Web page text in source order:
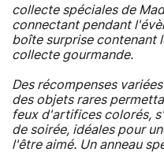
collecte spéciales de
connectant pendant
boîte surprise contenant
collecte gourmande.
Des récompenses
des objets rares
feux d'artifices colorés,
de soirée, idéales pour
l'être aimé. Un anneau